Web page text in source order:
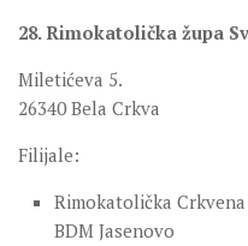
28. Rimokatolička župa
Miletićeva 5.
26340 Bela Crkva
Filijale:
Rimokatolička
BDM Jasenovo